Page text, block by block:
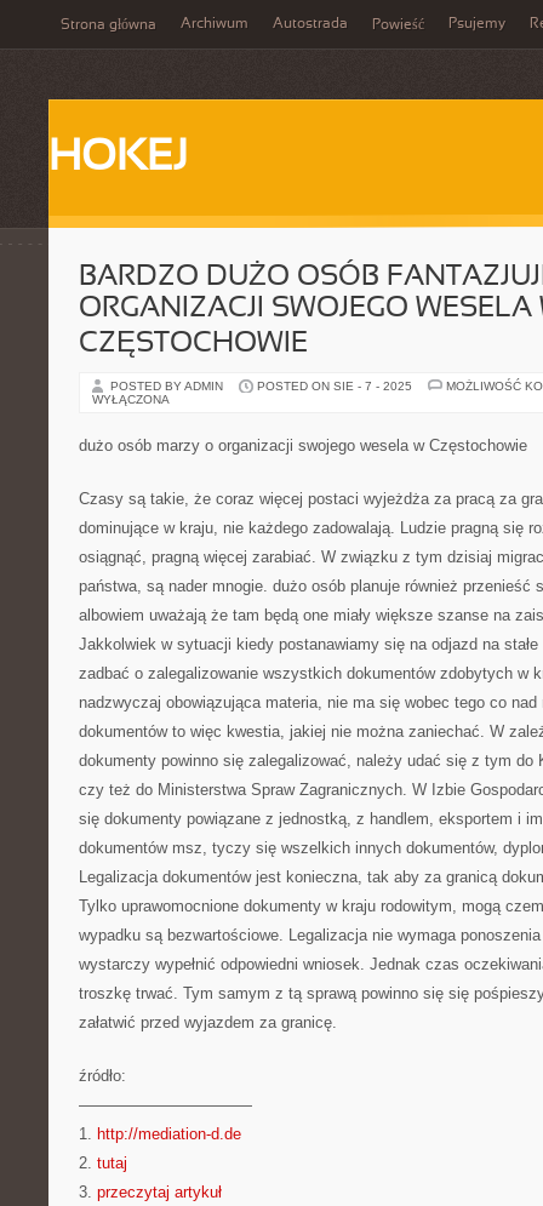
Strona główna Archiwum Autostrada Powieść Psujemy
HOKEJ
BARDZO DUŻO OSÓB
ORGANIZACJI SWOJEGO WESELA
CZĘSTOCHOWIE
POSTED BY ADMIN POSTED ON SIE - 7 - 2025
MOŻLIWOŚĆ
WYŁĄCZONA
dużo osób marzy o organizacji swojego wesela w Częstochowie
Czasy są takie, że coraz więcej postaci wyjeżdża za pracą za
dominujące w kraju, nie każdego zadowalają. Ludzie pragną się
osiągnąć, pragną więcej zarabiać. W związku z tym dzisiaj
państwa, są nader mnogie. dużo osób planuje również przenieść
albowiem uważają że tam będą one miały większe szanse na
Jakkolwiek w sytuacji kiedy postanawiamy się na odjazd na
zadbać o zalegalizowanie wszystkich dokumentów zdobytych w
nadzwyczaj obowiązująca materia, nie ma się wobec tego co
dokumentów to więc kwestia, jakiej nie można zaniechać. W
dokumenty powinno się zalegalizować, należy udać się z tym do
czy też do Ministerstwa Spraw Zagranicznych. W Izbie
się dokumenty powiązane z jednostką, z handlem, eksportem i
dokumentów msz, tyczy się wszelkich innych dokumentów,
Legalizacja dokumentów jest konieczna, tak aby za granicą
Tylko uprawomocnione dokumenty w kraju rodowitym, mogą
wypadku są bezwartościowe. Legalizacja nie wymaga
wystarczy wypełnić odpowiedni wniosek. Jednak czas
troszkę trwać. Tym samym z tą sprawą powinno się się
załatwić przed wyjazdem za granicę.
źródło:
———————————
1. http://mediation-d.de
2. tutaj
3. przeczytaj artykuł